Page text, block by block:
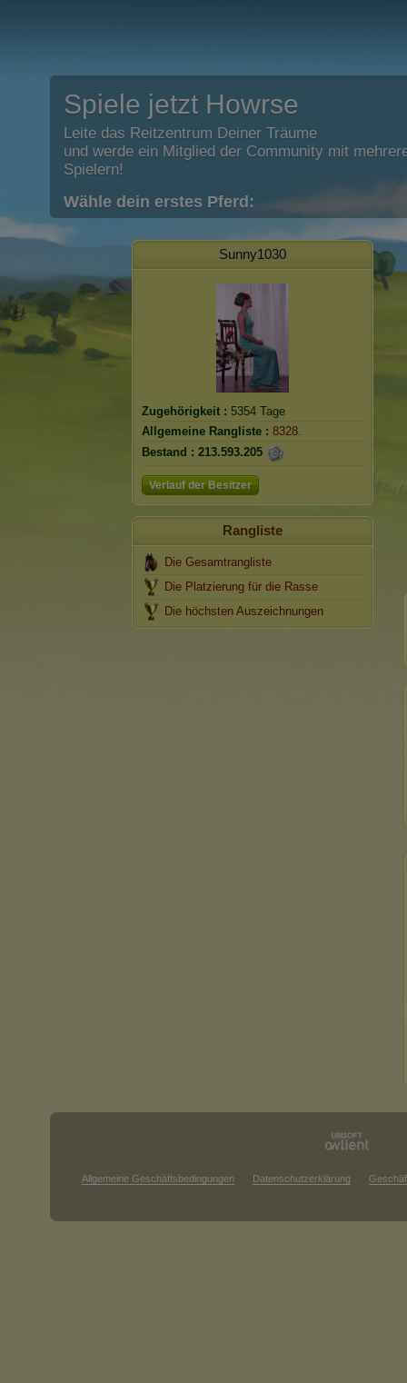
Spiele jetzt Howrse
Leite das Reitzentrum Deiner Träume
und werde ein Mitglied der Community mit
Spielern!
Wähle dein erstes Pferd:
Sunny1030
Zugehörigkeit : 5354 Tage
Allgemeine Rangliste : 8328.
Bestand : 213.593.205
Verlauf der Besitzer
Rangliste
Die Gesamtrangliste
Die Platzierung für die Rasse
Die höchsten Auszeichnungen
Allgemeine Geschäftsbedingungen Datenschutzerklärung